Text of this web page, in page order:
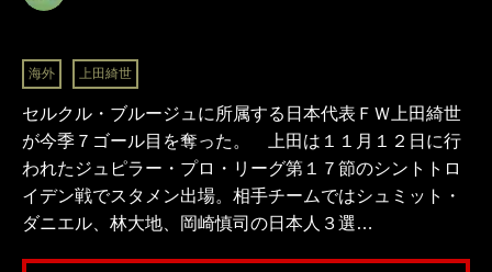
海外 上田綺世
セルクル・ブルージュに所属する日本代表ＦＷ上田綺世
が今季７ゴール目を奪った。 上田は１１月１２日に行
われたジュピラー・プロ・リーグ第１７節のシントトロ
イデン戦でスタメン出場。相手チームではシュミット・
ダニエル、林大地、岡崎慎司の日本人３選…